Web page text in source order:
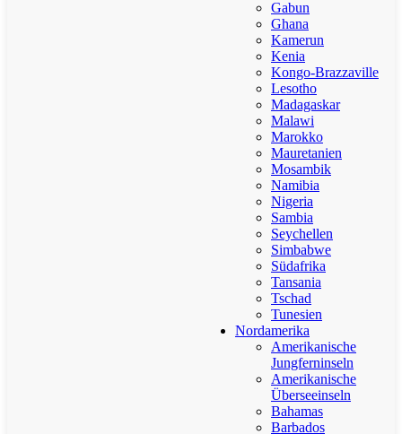
Gabun
Ghana
Kamerun
Kenia
Kongo-Brazzaville
Lesotho
Madagaskar
Malawi
Marokko
Mauretanien
Mosambik
Namibia
Nigeria
Sambia
Seychellen
Simbabwe
Südafrika
Tansania
Tschad
Tunesien
Nordamerika
Amerikanische
Jungferninseln
Amerikanische
Überseeinseln
Bahamas
Barbados